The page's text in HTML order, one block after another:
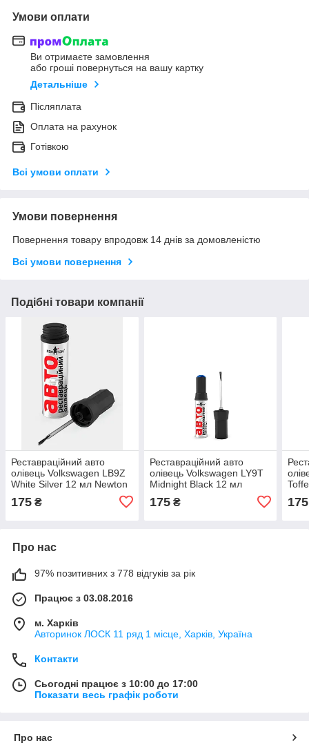
Умови оплати
Ви отримаєте замовлення
або гроші повернуться на вашу картку
Детальніше
Післяплата
Оплата на рахунок
Готівкою
Всі умови оплати
Умови повернення
Повернення товару впродовж 14 днів за домовленістю
Всі умови повернення
Подібні товари компанії
Реставраційний авто
олівець Volkswagen LB9Z
White Silver 12 мл Newton
175 ₴
Реставраційний авто
олівець Volkswagen LY9T
Midnight Black 12 мл
175₴ 175
Про нас
97% позитивних з 778 відгуків за рік
Працює з 03.08.2016
м. Харків
Авторинок ЛОСК 11 ряд 1 місце, Харків, Україна
Контакти
Сьогодні працює з 10:00 до 17:00
Показати весь графік роботи
Про нас